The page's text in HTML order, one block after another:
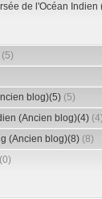
de l'Océan Indien
(5)
blog)(5) (5)
(Ancien blog)(4) (4)
(Ancien blog)(8) (8)
(0)